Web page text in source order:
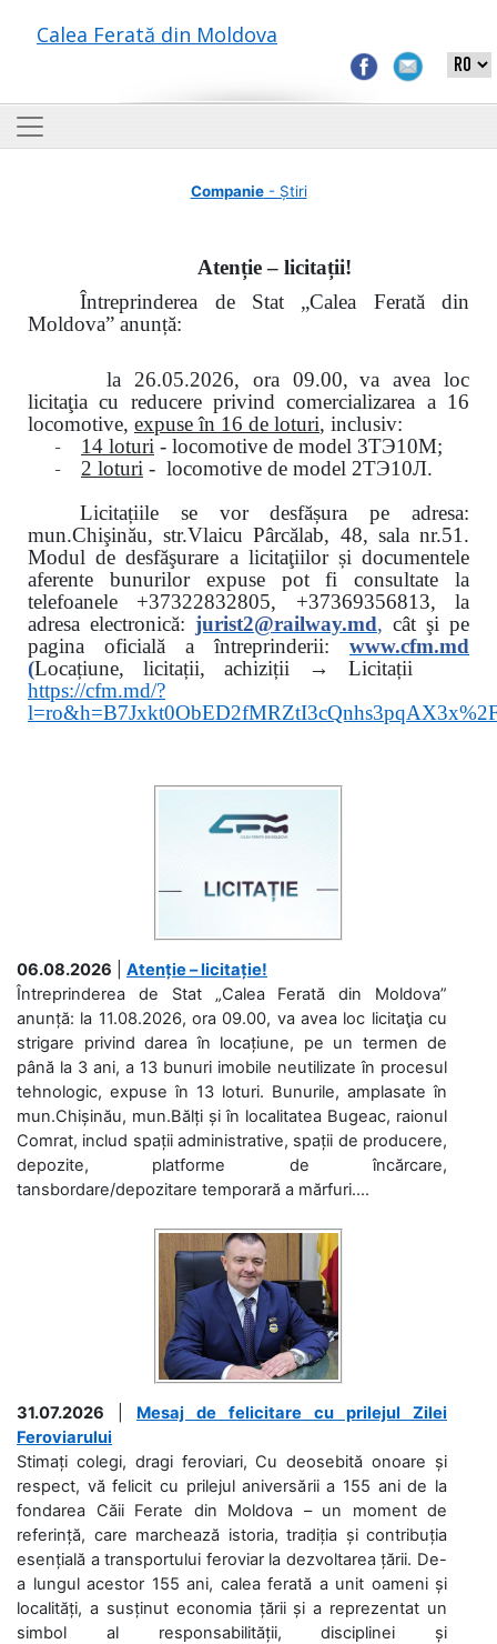
Calea Ferată din Moldova
Companie- Știri
Atenție – licitații!
Întreprinderea de Stat „Calea Ferată din
Moldova” anunță:
la 26.05.2026, ora 09.00, va avea loc
licitaţia cu reducere privind comercializarea a 16
locomotive, expuse în 16 de loturi, inclusiv:
- 14 loturi - locomotive de model 3ТЭ10М;
- 2 loturi - locomotive de model 2ТЭ10Л.
Licitațiile se vor desfășura pe adresa:
mun.Chişinău, str.Vlaicu Pârcălab, 48, sala nr.51.
Modul de desfăşurare a licitaţiilor și documentele
aferente bunurilor expuse pot fi consultate la
telefoanele +37322832805, +37369356813, la
adresa electronică: jurist2@railway.md, cât şi pe
pagina oficială a întreprinderii:
www.cfm.md
(Locațiune, licitații, achiziții → Licitații
https://cfm.md/?
06.08.2026
Atenție – licitație!
Întreprinderea de Stat „Calea Ferată din Moldova”
anunță: la 11.08.2026, ora 09.00, va avea loc licitaţia cu
strigare privind darea în locațiune, pe un termen de
până la 3 ani, a 13 bunuri imobile neutilizate în procesul
tehnologic, expuse în 13 loturi. Bunurile, amplasate în
mun.Chișinău, mun.Bălți și în localitatea Bugeac, raionul
Comrat, includ spații administrative, spații de producere,
depozite, platforme de încărcare,
tansbordare/depozitare temporară a mărfuri....
31.07.2026
Mesaj de felicitare cu prilejul Zilei
Feroviarului
Stimați colegi, dragi feroviari, Cu deosebită onoare și
respect, vă felicit cu prilejul aniversării a 155 ani de la
fondarea Căii Ferate din Moldova – un moment de
referință, care marchează istoria, tradiția și contribuția
esențială a transportului feroviar la dezvoltarea țării. De-
a lungul acestor 155 ani, calea ferată a unit oameni și
localități, a susținut economia țării și a reprezentat un
simbol al responsabilității, disciplinei și